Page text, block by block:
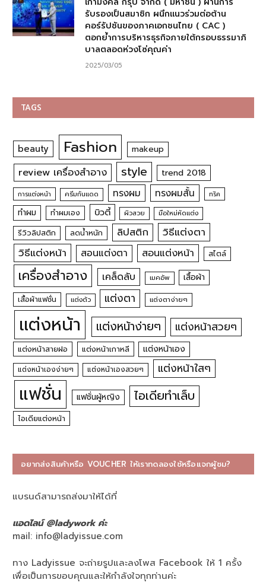
รับรองเป็นสมาชิก ผนึกแนวร่วมต่อต้าน
คอร์รัปชันของภาคเอกชนไทย ( CAC )
ตอกย้ำการบริหารธุรกิจภายใต้กรอบธรรมาภิ
บาลตลอดห่วงโซ่คุณค่า
2025/03/05
TAGS
beauty Fashion makeup
review เครื่องสำอาง style trend 2018
การแต่งหน้า ครีมกันแดด ทรงผม ทรงผมสั้น ทริค
ทำผม ทำผมเอง บิวตี้ ผิวสวย มือใหม่หัดแต่ง
รีวิวลิปสติก ลดน้ำหนัก ลิปสติก
วิธีแต่งตา
วิธีแต่งหน้า
สอนแต่งตา สอนแต่งหน้า สไตล์
เครื่องสำอาง เคล็ดลับ เมคอัพ เสื้อผ้า
เสื้อผ้าแฟชั่น แต่งตัว แต่งตา แต่งตาง่ายๆ
แต่งหน้า แต่งหน้าง่ายๆ แต่งหน้าสวยๆ
แต่งหน้าสายฝอ แต่งหน้าเกาหลี แต่งหน้าเอง
แต่งหน้าเองง่ายๆ แต่งหน้าเองสวยๆ แต่งหน้าใสๆ
แฟชั่น แฟชั่นผู้หญิง ไอเดียทำเล็บ
ไอเดียแต่งหน้า
อยากส่งสินค้าหรือ VOUCHER ให้เราทดลองใช้หรือแจกผู้ชม?
แบรนด์สามารถส่งมาให้ได้ที่
แอดไลน์ @ladywork ค่ะ
mail: info@ladyissue.com
ทาง Ladyissue จะถ่ายรูปและลงโพส Facebook ให้ 1 ครั้ง
เพื่อเป็นการขอบคุณและให้กำลังใจทุกท่านค่ะ